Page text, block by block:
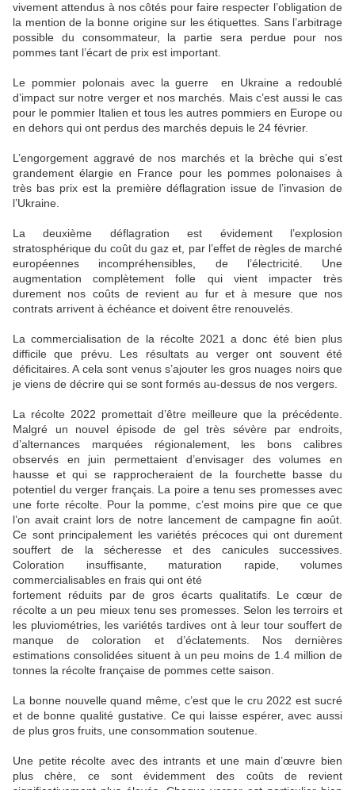
vivement attendus à nos côtés pour faire respecter l’obligation de
la mention de la bonne origine sur les étiquettes. Sans l’arbitrage
possible du consommateur, la partie sera perdue pour nos
pommes tant l’écart de prix est important.
Le pommier polonais avec la guerre en Ukraine a redoublé
d’impact sur notre verger et nos marchés. Mais c’est aussi le cas
pour le pommier Italien et tous les autres pommiers en Europe ou
en dehors qui ont perdus des marchés depuis le 24 février.
L’engorgement aggravé de nos marchés et la brèche qui s’est
grandement élargie en France pour les pommes polonaises à
très bas prix est la première déflagration issue de l’invasion de
l’Ukraine.
La deuxième déflagration est évidement l’explosion
stratosphérique du coût du gaz et, par l’effet de règles de marché
européennes incompréhensibles, de l’électricité. Une
augmentation complètement folle qui vient impacter très
durement nos coûts de revient au fur et à mesure que nos
contrats arrivent à échéance et doivent être renouvelés.
La commercialisation de la récolte 2021 a donc été bien plus
difficile que prévu. Les résultats au verger ont souvent été
déficitaires. A cela sont venus s’ajouter les gros nuages noirs que
je viens de décrire qui se sont formés au-dessus de nos vergers.
La récolte 2022 promettait d’être meilleure que la précédente.
Malgré un nouvel épisode de gel très sévère par endroits,
d’alternances marquées régionalement, les bons calibres
observés en juin permettaient d’envisager des volumes en
hausse et qui se rapprocheraient de la fourchette basse du
potentiel du verger français. La poire a tenu ses promesses avec
une forte récolte. Pour la pomme, c’est moins pire que ce que
l’on avait craint lors de notre lancement de campagne fin août.
Ce sont principalement les variétés précoces qui ont durement
souffert de la sécheresse et des canicules successives.
Coloration insuffisante, maturation rapide, volumes
commercialisables en frais qui ont été
fortement réduits par de gros écarts qualitatifs. Le cœur de
récolte a un peu mieux tenu ses promesses. Selon les terroirs et
les pluviométries, les variétés tardives ont à leur tour souffert de
manque de coloration et d’éclatements. Nos dernières
estimations consolidées situent à un peu moins de 1.4 million de
tonnes la récolte française de pommes cette saison.
La bonne nouvelle quand même, c’est que le cru 2022 est sucré
et de bonne qualité gustative. Ce qui laisse espérer, avec aussi
de plus gros fruits, une consommation soutenue.
Une petite récolte avec des intrants et une main d’œuvre bien
plus chère, ce sont évidemment des coûts de revient